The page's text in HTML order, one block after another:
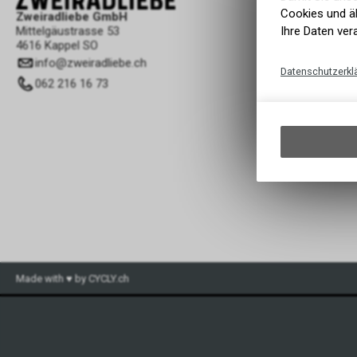
Zweiradliebe GmbH
Mittelgäustrasse 53
4616 Kappel SO
info@zweiradliebe.ch
062 216 16 73
Made with ♥ by CYCLY.ch
Cookies und
Ihre Daten